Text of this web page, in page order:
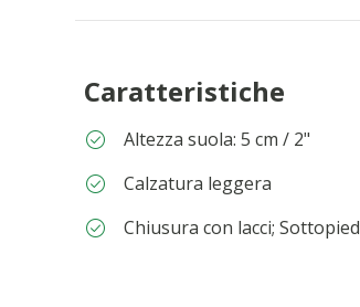
Caratteristiche
Altezza suola: 5 cm / 2"
Calzatura leggera
Chiusura con lacci;